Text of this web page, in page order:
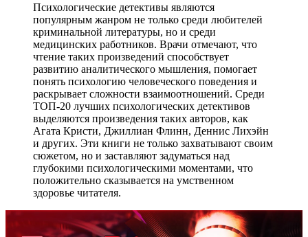
Психологические детективы являются
популярным жанром не только среди любителей
криминальной литературы, но и среди
медицинских работников. Врачи отмечают, что
чтение таких произведений способствует
развитию аналитического мышления, помогает
понять психологию человеческого поведения и
раскрывает сложности взаимоотношений. Среди
ТОП-20 лучших психологических детективов
выделяются произведения таких авторов, как
Агата Кристи, Джиллиан Флинн, Деннис Лихэйн
и других. Эти книги не только захватывают своим
сюжетом, но и заставляют задуматься над
глубокими психологическими моментами, что
положительно сказывается на умственном
здоровье читателя.